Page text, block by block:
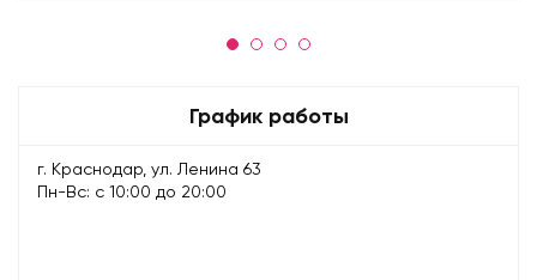
График работы
г. Краснодар, ул. Ленина 63
Пн-Вс: с 10:00 до 20:00